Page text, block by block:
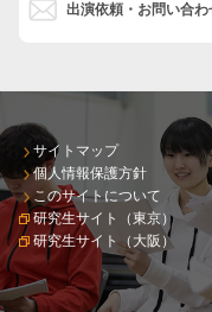
出演依頼・お問い合わ
サイトマップ
個人情報保護方針
このサイトについて
研究生サイト（東京）
研究生サイト（大阪）